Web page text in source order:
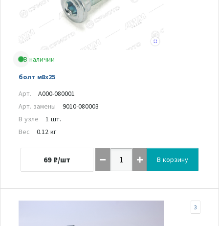
В наличии
болт м8х25
Арт.
A000-080001
Арт. замены
9010-080003
В узле
1 шт.
Вес
0.12 кг
69 ₽/шт В корзину
3